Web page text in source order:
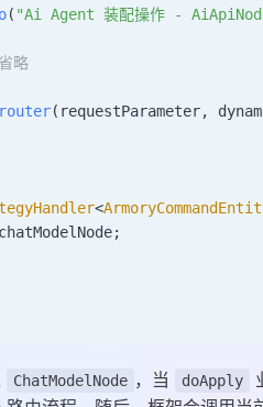
( "Ai Agent 装配操作 -
略
(requestParameter,
<
ChatModelNode ，当 doApply